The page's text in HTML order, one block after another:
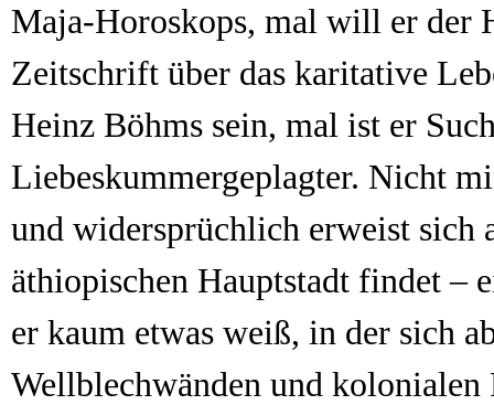
Maja-Horoskops, mal will er der
Zeitschrift über das karitative
Heinz Böhms sein, mal ist er
Liebeskummergeplagter. Nicht
und widersprüchlich erweist sich
äthiopischen Hauptstadt findet –
er kaum etwas weiß, in der sich
Wellblechwänden und kolonialen